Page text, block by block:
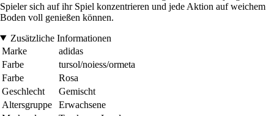
Spieler sich auf ihr Spiel konzentrieren und jede Aktion auf weichem
Boden voll genießen können.
Zusätzliche Informationen
Marke
adidas
Farbe
tursol/noiess/ormeta
Farbe
Rosa
Geschlecht
Gemischt
Altersgruppe
Erwachsene